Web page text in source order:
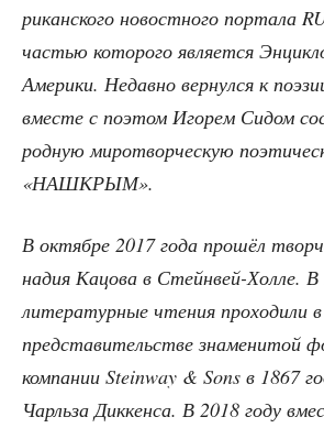
ри­кан­ско­го новост­но­го пор­та­ла
частью кото­ро­го явля­ет­ся
Аме­ри­ки. Недав­но вер­нул­ся к
вме­сте с поэтом Иго­рем Сидом
род­ную миро­твор­че­скую
«НАШКРЫМ».
В октяб­ре 2017 года про­шёл
на­дия Кацо­ва в Стейн­вей-Хол­ле. В
лите­ра­тур­ные чте­ния про­хо­ди­ли
пред­ста­ви­тель­стве зна­ме­ни­той
ком­па­нии Steinway & Sons в 1867
Чарль­за Дик­кен­са. В 2018 году